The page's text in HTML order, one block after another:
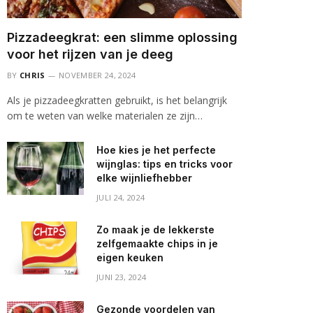
Pizzadeegkrat: een slimme oplossing
voor het rijzen van je deeg
BY CHRIS NOVEMBER 24, 2024
Als je pizzadeegkratten gebruikt, is het belangrijk
om te weten van welke materialen ze zijn…
Hoe kies je het perfecte
wijnglas: tips en tricks voor
elke wijnliefhebber
JULI 24, 2024
Zo maak je de lekkerste
zelfgemaakte chips in je
eigen keuken
JUNI 23, 2024
Gezonde voordelen van